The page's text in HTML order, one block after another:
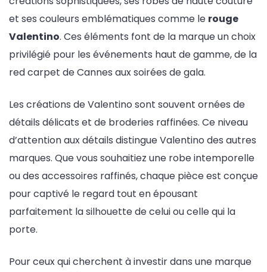
et ses couleurs emblématiques comme le rouge
Valentino. Ces éléments font de la marque un choix
privilégié pour les événements haut de gamme, de la
red carpet de Cannes aux soirées de gala.
Les créations de Valentino sont souvent ornées de
détails délicats et de broderies raffinées. Ce niveau
d’attention aux détails distingue Valentino des autres
marques. Que vous souhaitiez une robe intemporelle
ou des accessoires raffinés, chaque pièce est conçue
pour captivé le regard tout en épousant
parfaitement la silhouette de celui ou celle qui la
porte.
Pour ceux qui cherchent à investir dans une marque